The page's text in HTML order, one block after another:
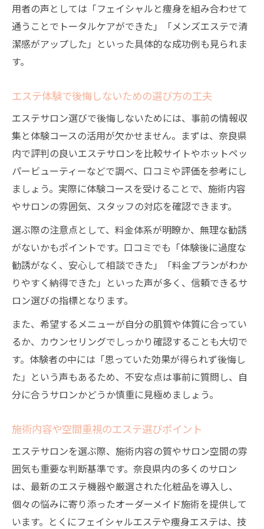
用者の声としては「フェイシャルと痩身を組み合わせて
通うことでトータルケアができた」「メンズエステで清
潔感がアップした」といった具体的な成功例も見られま
す。
エステ体験で後悔しないための選び方の工夫
エステサロン選びで後悔しないためには、事前の情報収
集と体験コースの活用が欠かせません。まずは、奈良県
内で評判の良いエステサロンを比較サイトやホットペッ
パービューティーなどで調べ、口コミや評価を参考にし
ましょう。実際に体験コースを受けることで、施術内容
やサロンの雰囲気、スタッフの対応を確認できます。
選ぶ際の注意点として、料金体系が明瞭か、無理な勧誘
がないかもポイントです。口コミでも「体験後に過度な
勧誘がなく、安心して相談できた」「料金プランがわか
りやすく納得できた」といった声が多く、信頼できるサ
ロン選びの指標となります。
また、希望するメニューが自分の肌質や体質に合ってい
るか、カウンセリングでしっかり確認することも大切で
す。体験者の中には「思っていた効果が得られず後悔し
た」という声もあるため、不安な点は事前に質問し、自
分に合うサロンかどうか慎重に見極めましょう。
施術内容や空間重視のエステ選びポイント
エステサロンを選ぶ際、施術内容の質やサロン空間の雰
囲気も重要な判断基準です。奈良県内の多くのサロン
は、最新のエステ機器や厳選された化粧品を導入し、
個々の悩みに寄り添ったオーダーメイド施術を提供して
います。とくにフェイシャルエステや痩身エステは、技